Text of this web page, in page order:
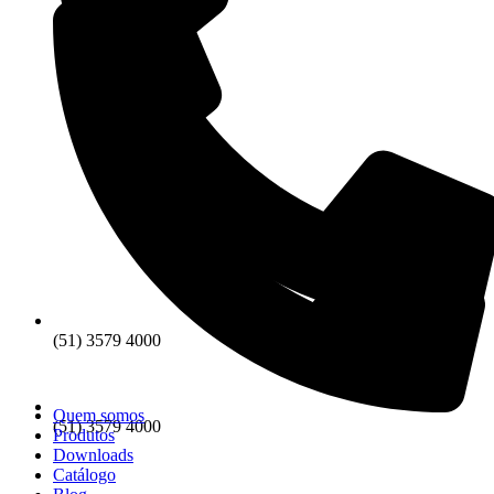
(51) 3579 4000
(51) 3579 4000
Quem somos
Produtos
Downloads
Catálogo